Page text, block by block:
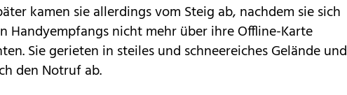
kamen sie allerdings vom Steig ab, nachdem sie sich
Handyempfangs nicht mehr über ihre Offline-Karte
Sie gerieten in steiles und schneereiches Gelände und
den Notruf ab.